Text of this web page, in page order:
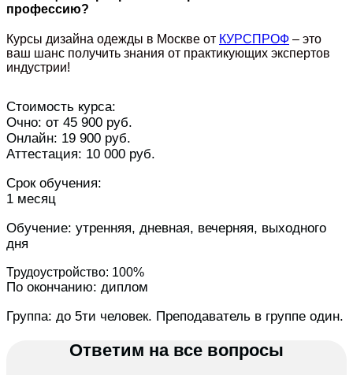
профессию?
Курсы дизайна одежды в Москве от КУРСПРОФ – это
ваш шанс получить знания от практикующих экспертов
индустрии!
Стоимость курса:
Очно: от 45 900 руб.
Онлайн: 19 900 руб.
Аттестация: 10 000 руб.
Срок обучения:
1 месяц
Обучение: утренняя, дневная, вечерняя, выходного
дня
Трудоустройство: 100%
По окончанию: диплом
Группа: до 5ти человек. Преподаватель в группе один.
Ответим на все вопросы